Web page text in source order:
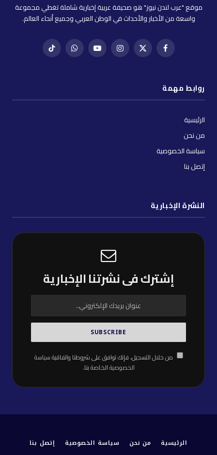
موقع "عرب لندن نيوز" هو صحيفة عربية إخبارية شاملة تغطي مجموعة
واسعة من الأخبار والأحداث في الوطن العربي وجميع أنحاء العالم.
فيسبوكX
إنستغراميوتيوب واتساب تيك
روابط مهمة
الرئيسية
من نحن
سياسة الخصوصية
إتصل بنا
النشرة الإخبارية
إشترك فى نشرتنا الإخبارية
من خلال التسجيل، فإنك توافق على شروطنا واتفاقيةسياسة
الخصوصيةالخاصة بنا.
الرئيسية من نحن سياسة الخصوصية إتصل بنا